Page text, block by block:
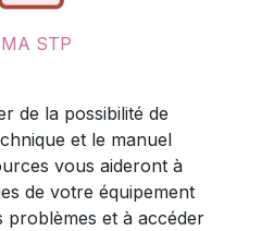
STP
de la possibilité de
et le manuel
vous aideront à
de votre équipement
problèmes et à accéder